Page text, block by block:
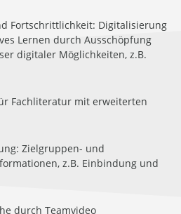
Fortschrittlichkeit: Digitalisierung
Lernen durch Ausschöpfung
digitaler Möglichkeiten, z.B.
Fachliteratur mit erweiterten
Zielgruppen- und
z.B. Einbindung und
durch Teamvideo